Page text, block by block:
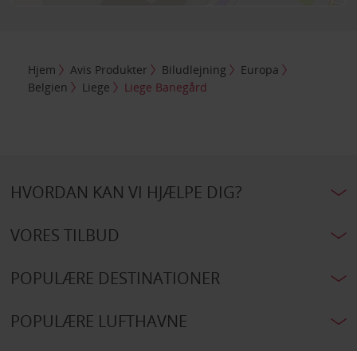
Hjem Avis Produkter Biludlejning
Europa
Belgien
Liege Liege Banegård
HVORDAN KAN VI HJÆLPE DIG?
VORES TILBUD
POPULÆRE DESTINATIONER
POPULÆRE LUFTHAVNE